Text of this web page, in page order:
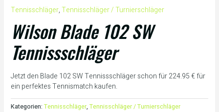
Tennisschläger,Tennisschläger / Turnierschläger
Wilson Blade 102 SW
Tennissschläger
Jetzt den Blade 102 SW Tennissschläger schon für 224.95 € für
ein perfektes Tennismatch kaufen.
Kategorien: Tennisschläger, Tennisschläger / Turnierschläger